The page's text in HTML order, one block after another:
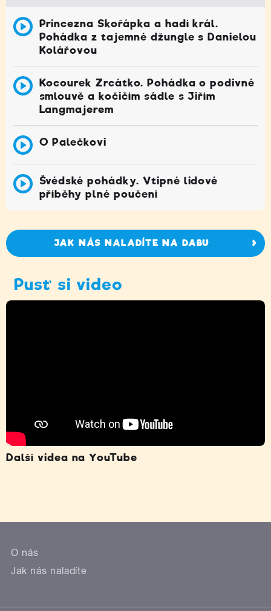
Princezna Skořápka a hadí král.
Pohádka z tajemné džungle s Danielou
Kolářovou
Kocourek Zrcátko. Pohádka o podivné
smlouvě a kočičím sádle s Jiřím
Langmajerem
O Palečkovi
Švédské pohádky. Vtipné lidové
příběhy plné poučení
JAK NÁS NALADÍTE NA DABU
Pusť si video
Další videa na YouTube
O nás
Jak nás naladíte